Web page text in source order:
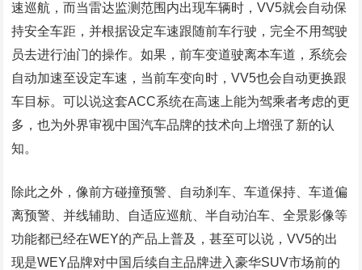
速巡航，而当雷达监测范围内出现车辆时，VV5就会自动保
持安全车距，并根据设定车速跟随前车行驶，完全不用驾驶
员去进行油门的操作。如果，前车变道驶离本车道，系统会
自动加速至设定车速，当前车变向时，VV5也会自动更换跟
车目标。可以说这套ACC系统在高速上能为驾乘者考虑的更
多，也为外界审视中国汽车品牌的技术向上增强了新的认
知。
除此之外，像前方碰撞预警、自动刹车、车道保持、车道偏
离预警、并线辅助、自适应巡航、半自动泊车、全景影像等
功能都已经在WEY的产品上普及，甚至可以说，VV5的出
现是WEY品牌对中国后续自主品牌进入豪华SUV市场前的